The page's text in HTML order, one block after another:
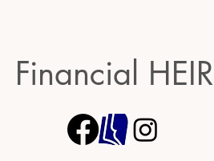
Financial